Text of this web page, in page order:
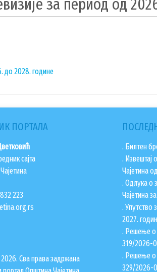
за период од
до 2028. године
ПОРТАЛА
сајта
223
Сва права задржана
. Билтен
. Извештај
Чајетина
. Одлука о
Чајетина
. Упутство
2027.
. Решење о
319/2026-
. Решење о
329/2026-